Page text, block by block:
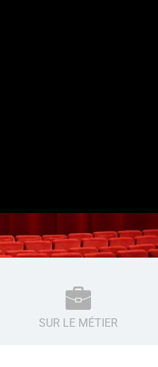
SUR LE MÉTIER